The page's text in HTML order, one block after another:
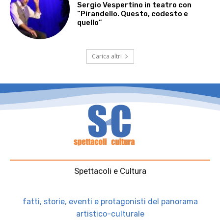
Sergio Vespertino in teatro con
“Pirandello. Questo, codesto e
quello”
Carica altri
Spettacoli e Cultura
fatti, storie, eventi e protagonisti del panorama
artistico-culturale